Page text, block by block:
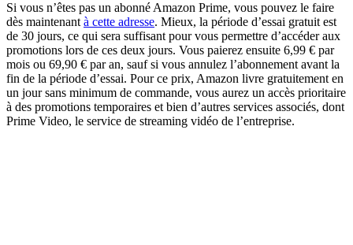
Si vous n’êtes pas un abonné Amazon Prime, vous pouvez le faire
dès maintenant à cette adresse. Mieux, la période d’essai gratuit est
de 30 jours, ce qui sera suffisant pour vous permettre d’accéder aux
promotions lors de ces deux jours. Vous paierez ensuite 6,99 € par
mois ou 69,90 € par an, sauf si vous annulez l’abonnement avant la
fin de la période d’essai. Pour ce prix, Amazon livre gratuitement en
un jour sans minimum de commande, vous aurez un accès prioritaire
à des promotions temporaires et bien d’autres services associés, dont
Prime Video, le service de streaming vidéo de l’entreprise.